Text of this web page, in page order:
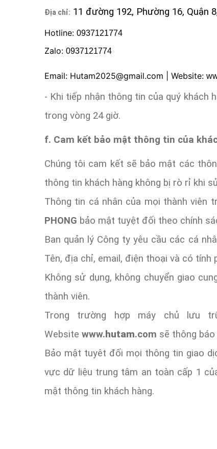
Địa chỉ: 11 đường 192, Phường 16, Quận
Hotline: 0937121774
Zalo: 0937121774
Email: Hutam2025@gmail.com | Website:
- Khi tiếp nhận thông tin của quý khách
trong vòng 24 giờ.
f. Cam kết bảo mật thông tin của
Chúng tôi cam kết sẽ bảo mật các
thông tin khách hàng không bị rò rỉ khi
Thông tin cá nhân của mọi thành viên
PHONG bảo mật tuyệt đối theo chính
Ban quản lý Công ty yêu cầu các cá
Tên, địa chỉ, email, điện thoại và có tính
Không sử dụng, không chuyển giao
thành viên.
Trong trường hợp máy chủ lưu
Website www. hutam.com sẽ thông
Bảo mật tuyêt đối mọi thông tin giao
vực dữ liệu trung tâm an toàn cấp 1
mật thông tin khách hàng.